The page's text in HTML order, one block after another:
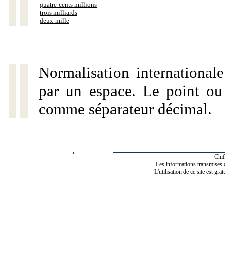
quatre-cents millions
trois milliards
deux-mille
Normalisation
par un espace. Le point
comme séparateur décimal.
Les informations transmises
L'utilisation de ce site est